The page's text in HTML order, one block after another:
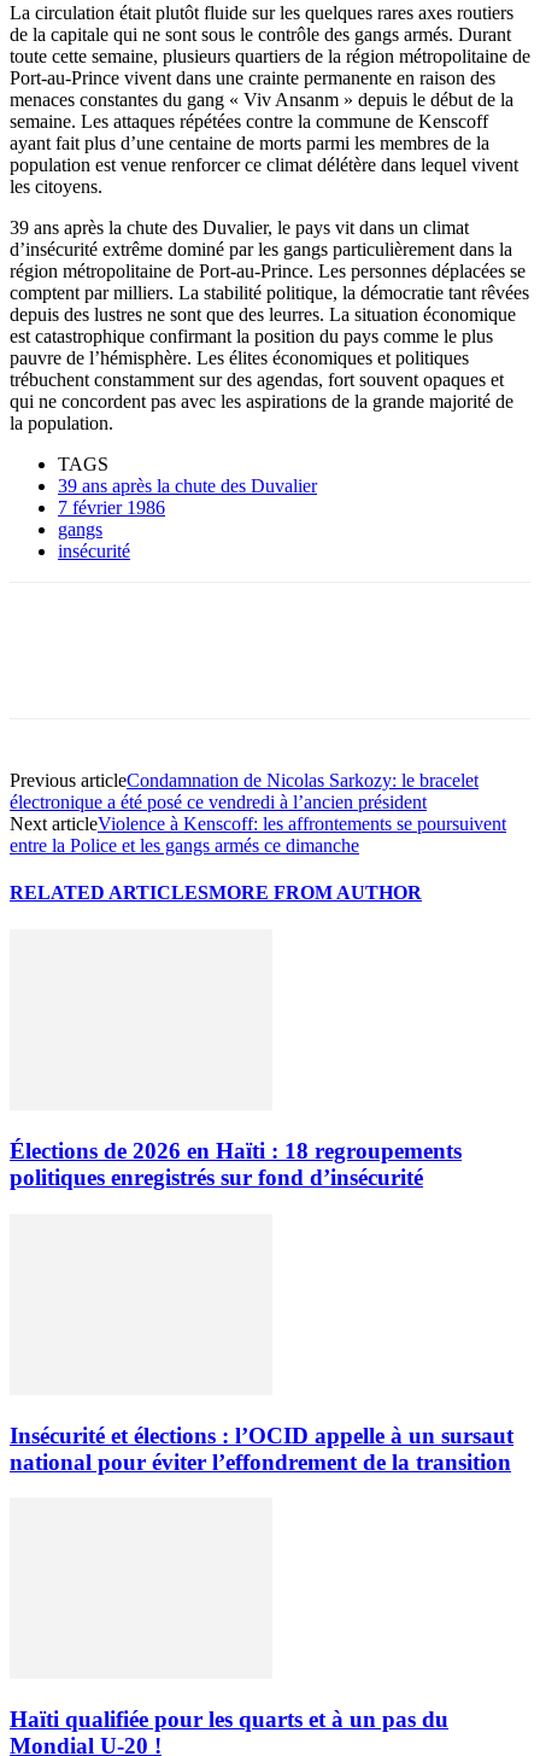
La circulation était plutôt fluide sur les quelques rares axes routiers
de la capitale qui ne sont sous le contrôle des gangs armés. Durant
toute cette semaine, plusieurs quartiers de la région métropolitaine de
Port-au-Prince vivent dans une crainte permanente en raison des
menaces constantes du gang « Viv Ansanm » depuis le début de la
semaine. Les attaques répétées contre la commune de Kenscoff
ayant fait plus d’une centaine de morts parmi les membres de la
population est venue renforcer ce climat délétère dans lequel vivent
les citoyens.
39 ans après la chute des Duvalier, le pays vit dans un climat
d’insécurité extrême dominé par les gangs particulièrement dans la
région métropolitaine de Port-au-Prince. Les personnes déplacées se
comptent par milliers. La stabilité politique, la démocratie tant rêvées
depuis des lustres ne sont que des leurres. La situation économique
est catastrophique confirmant la position du pays comme le plus
pauvre de l’hémisphère. Les élites économiques et politiques
trébuchent constamment sur des agendas, fort souvent opaques et
qui ne concordent pas avec les aspirations de la grande majorité de
la population.
TAGS
39 ans après la chute des Duvalier
7 février 1986
gangs
insécurité
Previous articleCondamnation de Nicolas Sarkozy: le bracelet
électronique a été posé ce vendredi à l’ancien président
Next articleViolence à Kenscoff: les affrontements se poursuivent
entre la Police et les gangs armés ce dimanche
RELATED ARTICLESMORE FROM AUTHOR
Élections de 2026 en Haïti : 18 regroupements
politiques enregistrés sur fond d’insécurité
Insécurité et élections : l’OCID appelle à un sursaut
national pour éviter l’effondrement de la transition
Haïti qualifiée pour les quarts et à un pas du
Mondial U-20 !